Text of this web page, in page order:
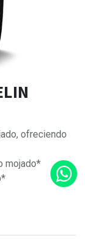
ofreciendo
mojado*